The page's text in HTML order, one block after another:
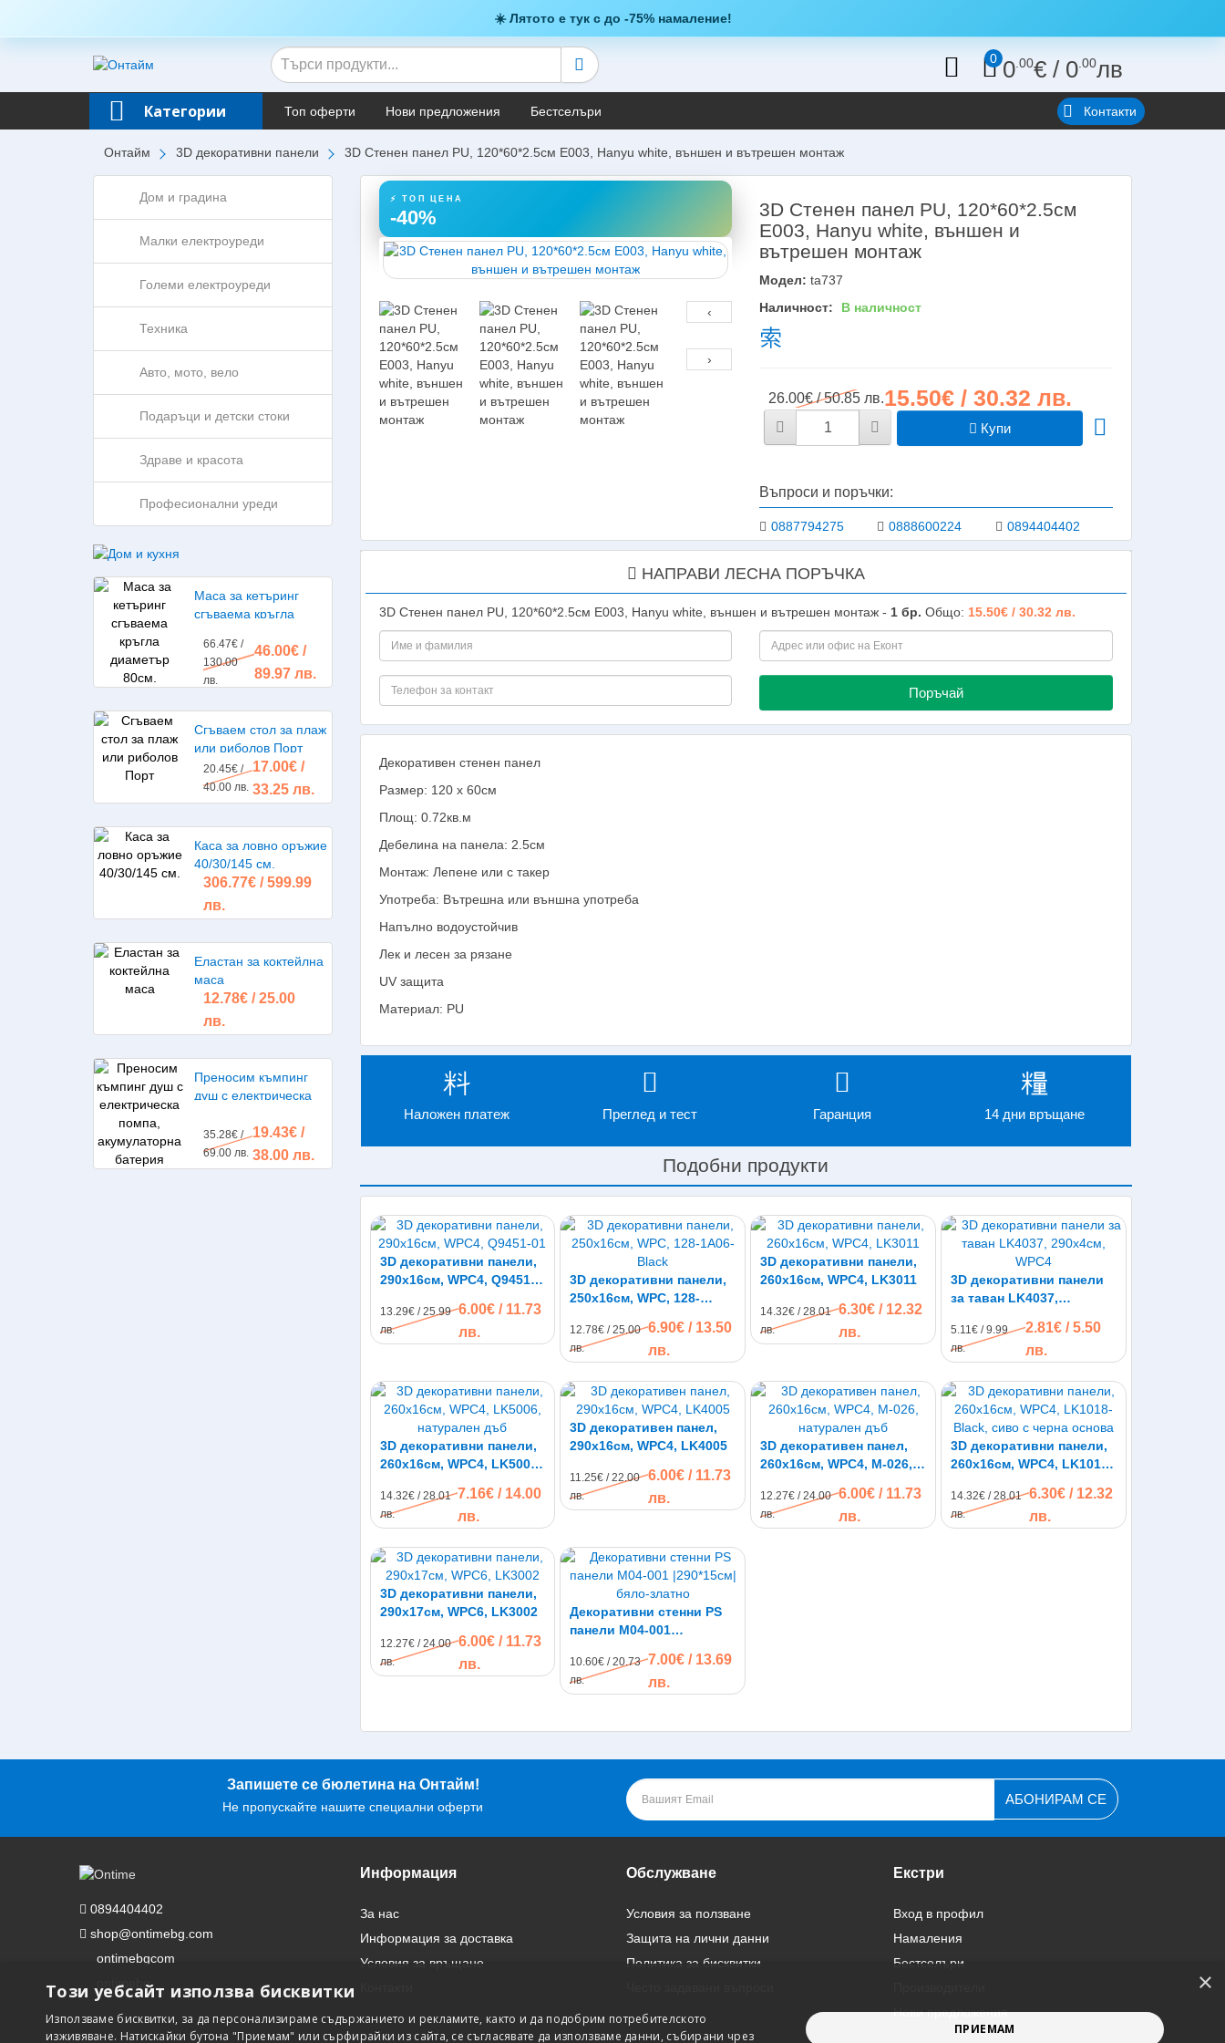
☀️ Лятото е тук с до -75% намаление!
0 0 .00€ / 0 .00лв
Категории Топ оферти Нови предложения Бестселъри Контакти
Онтайм 3D декоративни панели 3D Стенен панел PU, 120*60*2.5см E003, Hanyu white, външен и вътрешен монтаж
Дом и градина
Малки електроуреди
Големи електроуреди
Техника
Авто, мото, вело
Подаръци и детски стоки
Здраве и красота
Професионални уреди
Маса за кетъринг
сгъваема кръгла
66.47€ /
130.00
лв.
46.00€ /
89.97 лв.
Сгъваем стол за плаж
или риболов Порт
20.45€ /
40.00 лв.
17.00€ /
33.25 лв.
Каса за ловно оръжие
40/30/145 см.
306.77€ / 599.99
лв.
Еластан за коктейлна
маса
12.78€ / 25.00
лв.
Преносим къмпинг
душ с електрическа
батерия
35.28€ /
69.00 лв.
19.43€ /
38.00 лв.
⚡ ТОП ЦЕНА
-40%
‹
›
3D Стенен панел PU, 120*60*2.5см
E003, Hanyu white, външен и
вътрешен монтаж
Модел: ta737
Наличност:
В наличност
26.00€ / 50.85 лв.15.50€ / 30.32 лв.
Купи
Въпроси и поръчки:
0887794275 0888600224 0894404402
НАПРАВИ ЛЕСНА ПОРЪЧКА
3D Стенен панел PU, 120*60*2.5см E003, Hanyu white, външен и вътрешен монтаж - 1бр. Общо: 15.50€ / 30.32 лв.
Поръчай
Декоративен стенен панел
Размер: 120 х 60см
Площ: 0.72кв.м
Дебелина на панела: 2.5см
Монтаж: Лепене или с такер
Употреба: Вътрешна или външна употреба
Напълно водоустойчив
Лек и лесен за рязане
UV защита
Материал: PU
Наложен платеж Преглед и тест Гаранция 14 дни връщане
Подобни продукти
3D декоративни панели,
290х16см, WPC4, Q9451-
13.29€ / 25.99
лв.
6.00€ / 11.73
лв.
3D декоративни панели,
250х16см, WPC, 128-
12.78€ / 25.00
лв.
6.90€ / 13.50
лв.
3D декоративни панели,
260х16см, WPC4, LK3011
14.32€ / 28.01
лв.
6.30€ / 12.32
лв.
3D декоративни панели
за таван LK4037,
5.11€ / 9.99
лв.
2.81€ / 5.50
лв.
3D декоративни панели,
260х16см, WPC4, LK5006,
14.32€ / 28.01
лв.
7.16€ / 14.00
лв.
3D декоративен панел,
290х16см, WPC4, LK4005
11.25€ / 22.00
лв.
6.00€ / 11.73
лв.
3D декоративен панел,
260х16см, WPC4, M-026,
12.27€ / 24.00
лв.
6.00€ / 11.73
лв.
3D декоративни панели,
260х16см, WPC4, LK1018-
основа
14.32€ / 28.01
лв.
6.30€ / 12.32
лв.
3D декоративни панели,
290х17см, WPC6, LK3002
12.27€ / 24.00
лв.
6.00€ / 11.73
лв.
Декоративни стенни PS
панели M04-001
10.60€ / 20.73
лв.
7.00€ / 13.69
лв.
Запишете се бюлетина на Онтайм!
Не пропускайте нашите специални оферти
АБОНИРАМ СЕ
0894404402
shop@ontimebg.com
ontimebgcom
ontimebg
Информация
За нас
Информация за доставка
Условия за връщане
Обслужване
Условия за ползване
Защита на лични данни
Политика за бисквитки
Екстри
Вход в профил
Намаления
Бестселъри
Нови предложения
×
Този уебсайт използва бисквитки
Използваме бисквитки, за да персонализираме съдържанието и рекламите, както и да подобрим потребителското
изживяване. Натискайки бутона "Приемам" или сърфирайки из сайта, се съгласявате да използваме данни, събирани чрез
ПРИЕМАМ